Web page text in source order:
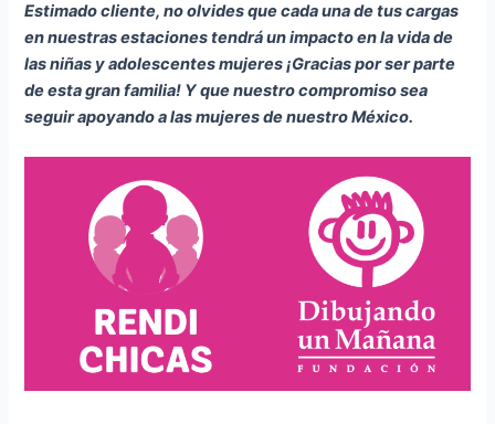
Estimado cliente, no olvides que cada una de tus cargas
en nuestras estaciones tendrá un impacto en la vida de
las niñas y adolescentes mujeres ¡Gracias por ser parte
de esta gran familia! Y que nuestro compromiso sea
seguir apoyando a las mujeres de nuestro México.